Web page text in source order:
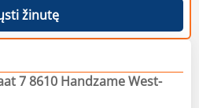
žinutę
7 8610 Handzame West-